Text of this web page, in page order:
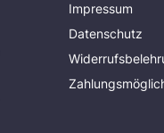
Impressum
Datenschutz